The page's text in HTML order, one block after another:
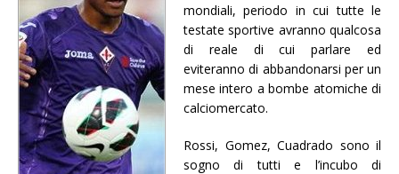
mondiali, periodo in cui tutte le
testate sportive avranno qualcosa
di reale di cui parlare ed
eviteranno di abbandonarsi per un
mese intero a bombe atomiche di
calciomercato.
Rossi, Gomez, Cuadrado sono il
sogno di tutti e l’incubo di